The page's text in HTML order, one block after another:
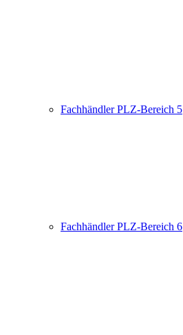
Fachhändler PLZ-Bereich 5
Fachhändler PLZ-Bereich 6